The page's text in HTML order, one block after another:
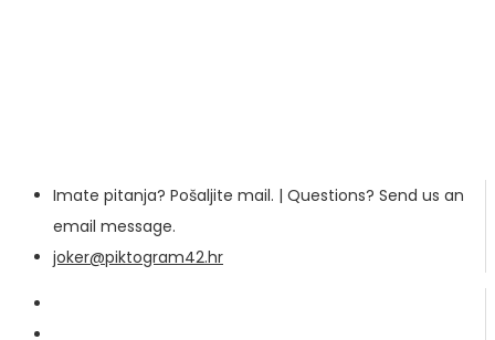
Imate pitanja? Pošaljite mail. | Questions? Send us an
email message.
joker@piktogram42.hr